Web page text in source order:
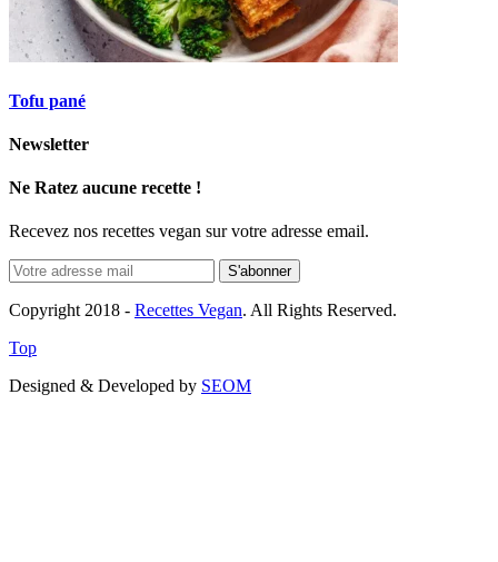
Tofu pané
Newsletter
Ne Ratez aucune recette !
Recevez nos recettes vegan sur votre adresse email.
Copyright 2018 - Recettes Vegan. All Rights Reserved.
Top
Designed & Developed by SEOM